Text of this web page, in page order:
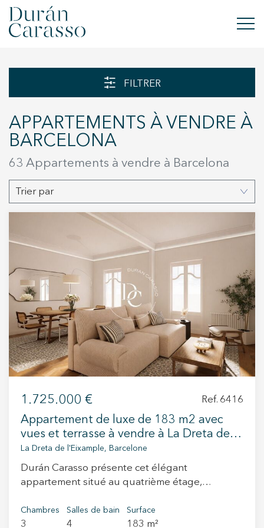
VENDRE
NOUVELLE CONSTRUCTION
INVESTISSEMENTS
CONTACT
+34 935 178 067
ES CA EN
FILTRER
APPARTEMENTS À VENDRE À
BARCELONA
63 Appartements à vendre à Barcelona
Trier par
1.725.000 € Ref. 6416
Appartement de luxe de 183 m2 avec
vues et terrasse à vendre à La Dreta de
l'Eixample, Barcelona
La Dreta de l'Eixample, Barcelone
Durán Carasso présente cet élégant
appartement situé au quatrième étage,
au cœur de la Dreta de l’Eixample. Une
propriété qui allie le charme des immeubles de
Chambres
3
Salles de bain
4
Surface
183 m²